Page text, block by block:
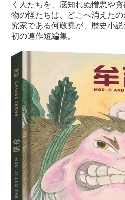
く人たちを、底知れぬ憎悪や
物の怪たちは、どこへ消えた
究家である何敬堯が、歴史小説
初の連作短編集。